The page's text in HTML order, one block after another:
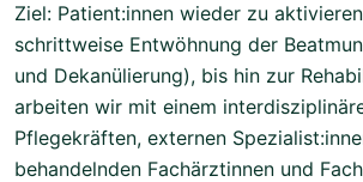
Ziel: Patient:innen wieder zu
schrittweise Entwöhnung der
und Dekanülierung), bis hin zur
arbeiten wir mit einem
Pflegekräften, externen
behandelnden Fachärztinnen und